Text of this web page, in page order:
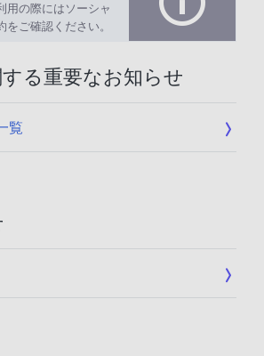
用の際にはソーシャ
ご確認ください。
る重要なお知らせ
覧